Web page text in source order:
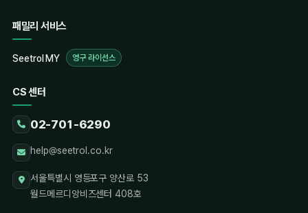
불가능해집니다.
- DDNS 서비스 종료일: 2026년 6월 30일
- 종료일 이후에는 Seetrol에서 제공하던 기존 DDNS 주소를 통한
않는 경우에는 서비스에 당장 문제는 없습니다.
3. Seetrol MY 사용은 계속 가능합니다
- 고객님들께 드리는 가장 큰 약속 중 하나는, DDNS 서비스가
중단되더라도 단말기 자체의 원격 접속 기능은 사라지지 않는다는
점입니다.
패밀리 서비스
Seetrol MY 영구 라이선스
CS 센터
02-701-6290
help@seetrol.co.kr
서울특별시 영등포구 양산로 53
월드메르디앙비즈센터 408호